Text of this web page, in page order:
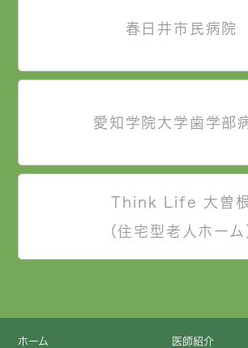
春日井市民病院
愛知学院大学歯学部
Think Life 大曽
（住宅型老人ホーム
ホーム 医師紹介